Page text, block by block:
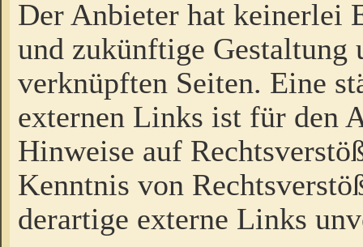
Der Anbieter hat keinerlei
und zukünftige Gestaltung
verknüpften Seiten. Eine
externen Links ist für den
Hinweise auf
Kenntnis von
derartige externe Links